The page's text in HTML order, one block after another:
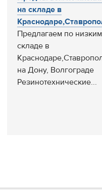
на складе в
Предлагаем по
складе в
на Дону, Волгограде
Резинотехнические...